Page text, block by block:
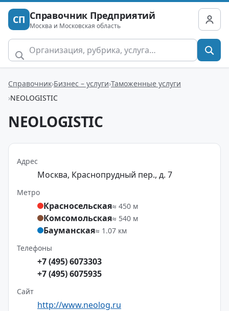
СП Справочник Предприятий
Москва и Московская область
Справочник Бизнес – услуги Таможенные услуги
NEOLOGISTIC
NEOLOGISTIC
Адрес
Москва, Краснопрудный пер., д. 7
Метро
Красносельская≈ 450 м
Комсомольская≈ 540 м
Бауманская≈ 1.07 км
Телефоны
+7 (495) 6073303
+7 (495) 6075935
Сайт
http://www.neolog.ru